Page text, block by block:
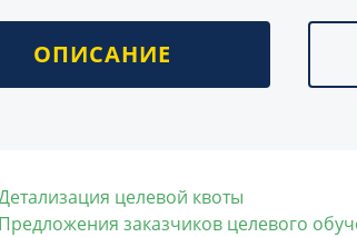
ОПИСАНИЕ
целевой квоты
Предложения заказчиков целевого